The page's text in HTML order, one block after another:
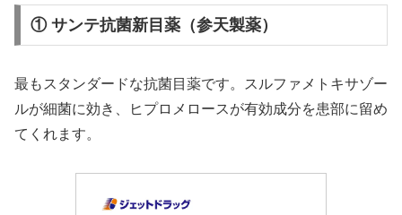
① サンテ抗菌新目薬（参天製薬）
最もスタンダードな抗菌目薬です。スルファメトキサゾー
ルが細菌に効き、ヒプロメロースが有効成分を患部に留め
てくれます。